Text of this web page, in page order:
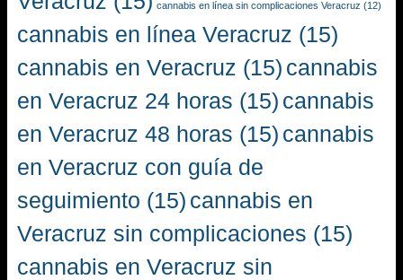
cannabis en línea sin complicaciones Veracruz (12)
cannabis en línea Veracruz (15)
cannabis en Veracruz (15) cannabis
en Veracruz 24 horas (15) cannabis
en Veracruz 48 horas (15) cannabis
en Veracruz con guía de
seguimiento (15) cannabis en
Veracruz sin complicaciones (15)
cannabis en Veracruz sin